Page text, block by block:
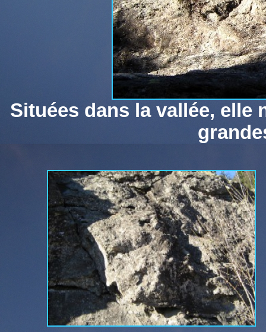
Situées dans la vallée, elle